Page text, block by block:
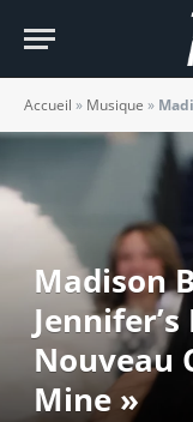
Accueil » Musique »
Madison
Nouveau
Mine »